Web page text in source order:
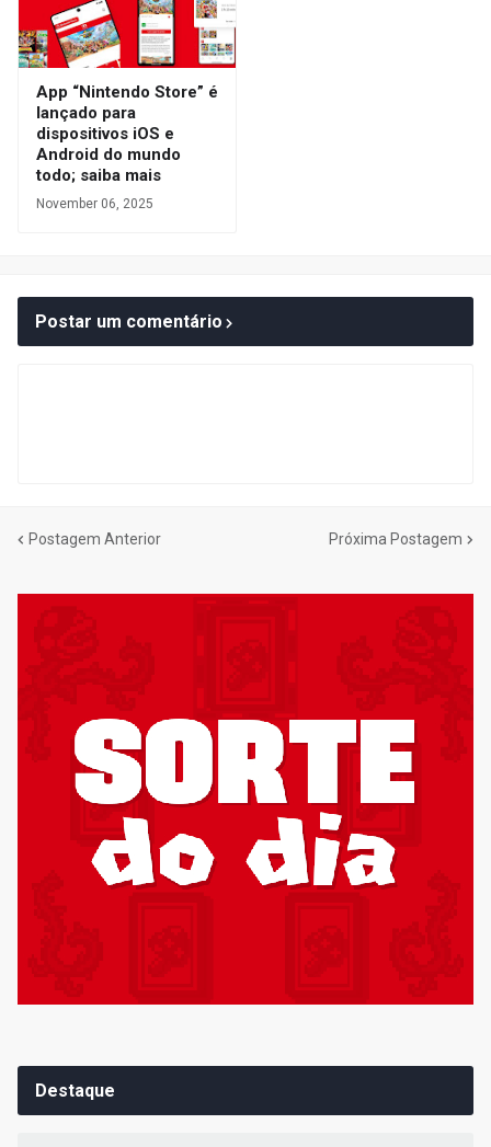
App “Nintendo Store” é
lançado para
dispositivos iOS e
Android do mundo
todo; saiba mais
November 06, 2025
Postar um comentário
Postagem Anterior Próxima Postagem
Destaque